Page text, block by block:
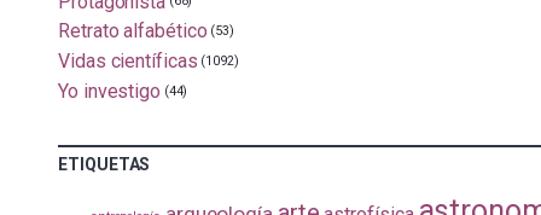
Retrato alfabético (53)
Vidas científicas (1092)
Yo investigo (44)
ETIQUETAS